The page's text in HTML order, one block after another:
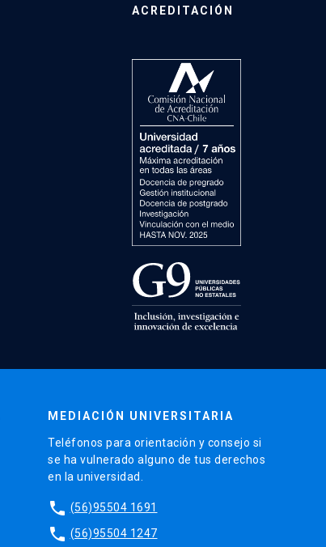
ACREDITACIÓN
MEDIACIÓN UNIVERSITARIA
Teléfonos para orientación y consejo si
se ha vulnerado alguno de tus derechos
en la universidad.
phone (56)95504 1691
phone (56)95504 1247